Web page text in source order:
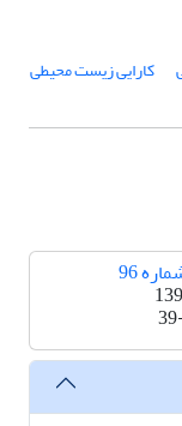
کارایی زیست محیطی